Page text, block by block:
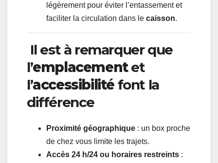
légèrement pour éviter l’entassement et
faciliter la circulation dans le caisson.
Il est à remarquer que
l’emplacementet
l’accessibilité font la
différence
Proximité géographique : un box proche
de chez vous limite les trajets.
Accès 24 h/24 ou horaires restreints :